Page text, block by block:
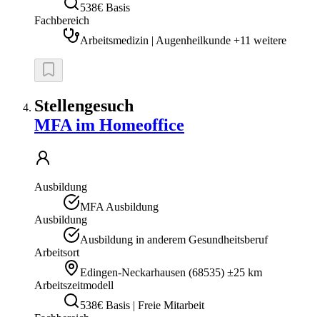
538€ Basis
Fachbereich
Arbeitsmedizin | Augenheilkunde +11 weitere
Stellengesuch
MFA im Homeoffice
Ausbildung
MFA Ausbildung
Ausbildung
Ausbildung in anderem Gesundheitsberuf
Arbeitsort
Edingen-Neckarhausen (68535) ±25 km
Arbeitszeitmodell
538€ Basis | Freie Mitarbeit